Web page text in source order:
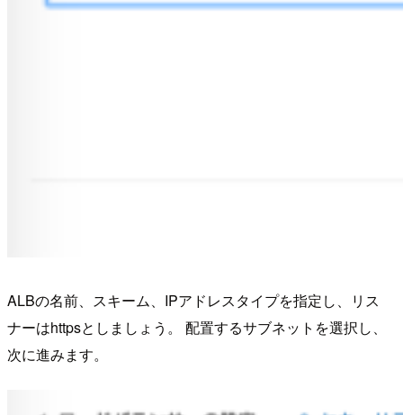
ALBの名前、スキーム、IPアドレスタイプを指定し、リス
ナーはhttpsとしましょう。 配置するサブネットを選択し、
次に進みます。